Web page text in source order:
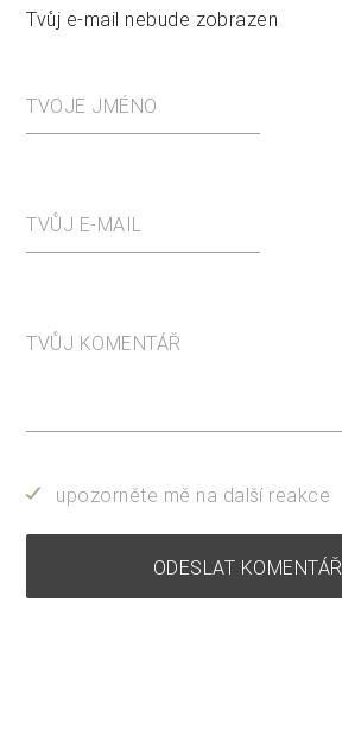
Tvůj e-mail nebude zobrazen
TVOJE JMÉNO
TVŮJ E-MAIL
TVŮJ KOMENTÁŘ
upozorněte mě na další reakce
ODESLAT KOMENTÁŘ